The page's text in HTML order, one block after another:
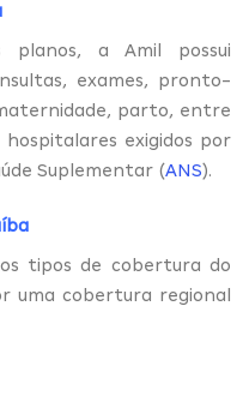
a Amil possui
exames, pronto-
parto, entre
exigidos por
Suplementar (ANS).
tipos de cobertura do
uma cobertura regional